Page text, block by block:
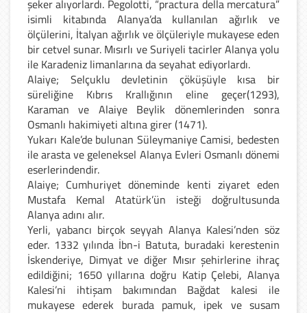
şeker alıyorlardı. Pegolotti, “practura della mercatura”
isimli kitabında Alanya’da kullanılan ağırlık ve
ölçülerini, İtalyan ağırlık ve ölçüleriyle mukayese eden
bir cetvel sunar. Mısırlı ve Suriyeli tacirler Alanya yolu
ile Karadeniz limanlarına da seyahat ediyorlardı.
Alaiye; Selçuklu devletinin çöküşüyle kısa bir
süreliğine Kıbrıs Krallığının eline geçer(1293),
Karaman ve Alaiye Beylik dönemlerinden sonra
Osmanlı hakimiyeti altına girer (1471).
Yukarı Kale’de bulunan Süleymaniye Camisi, bedesten
ile arasta ve geleneksel Alanya Evleri Osmanlı dönemi
eserlerindendir.
Alaiye; Cumhuriyet döneminde kenti ziyaret eden
Mustafa Kemal Atatürk’ün isteği doğrultusunda
Alanya adını alır.
Yerli, yabancı birçok seyyah Alanya Kalesi’nden söz
eder. 1332 yılında İbn-i Batuta, buradaki kerestenin
İskenderiye, Dimyat ve diğer Mısır şehirlerine ihraç
edildiğini; 1650 yıllarına doğru Katip Çelebi, Alanya
Kalesi’ni ihtişam bakımından Bağdat kalesi ile
mukayese ederek burada pamuk, ipek ve susam